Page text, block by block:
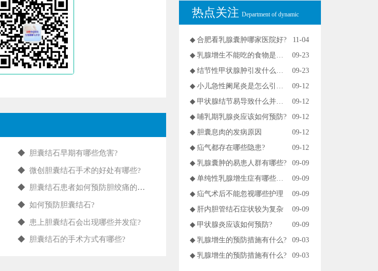
◆ 胆囊结石早期有哪些危害?
◆微创胆囊结石手术的好处有哪些?
◆ 胆囊结石患者如何预防胆绞痛的发作?
◆如何预防胆囊结石?
◆ 患上胆囊结石会出现哪些并发症?
◆ 胆囊结石的手术方式有哪些?
热点关注 Department of dynamic
◆ 合肥看乳腺囊肿哪家医院好?
11-04
◆
乳腺增生不能吃的食物是什么?
09-23
◆
结节性甲状腺肿引发什么疾病?
09-23
◆
小儿急性阑尾炎是怎么引起的?
09-12
◆
甲状腺结节易导致什么并发症?
09-12
◆ 哺乳期乳腺炎应该如何预防?
09-12
◆ 胆囊息肉的发病原因
09-12
◆ 疝气都存在哪些隐患?
09-12
◆ 乳腺囊肿的易患人群有哪些?
09-09
◆
单纯性乳腺增生症有哪些症状?
09-09
◆ 疝气术后不能忽视哪些护理
09-09
◆ 肝内胆管结石症状较为复杂
09-09
◆ 甲状腺炎应该如何预防?
09-09
◆ 乳腺增生的预防措施有什么?
09-03
◆ 乳腺增生的预防措施有什么? 09-03